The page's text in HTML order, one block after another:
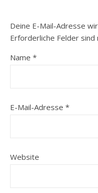
Deine E-Mail-Adresse
Erforderliche Felder sind
Name *
E-Mail-Adresse *
Website